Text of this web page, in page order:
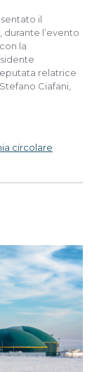
il
l’evento
la
relatrice
Ciafani,
circolare